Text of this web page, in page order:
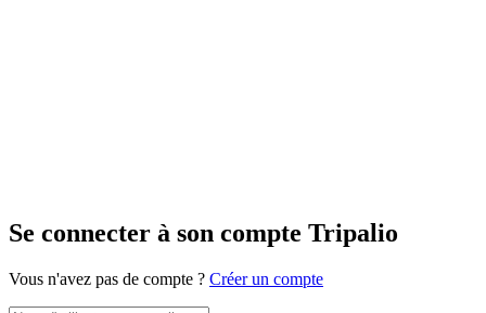
Se connecter à son compte Tripalio
Vous n'avez pas de compte ? Créer un compte